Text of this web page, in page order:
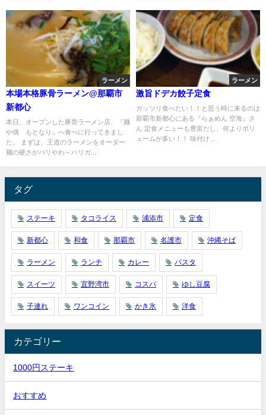
ラーメン
本場本格豚骨ラーメン@那覇市
新都心
本日、オープンした豚骨ラーメン店、『麺
や偶 もとなり』へ食べに行ってきまし
た。 まずは、王道のラーメンをオーダー
麺の硬さがバリやわ～ハリガ...
ラーメン
激旨ドデカ餃子定食
ガッツリ食べたい！！と思う時に来るのは
那覇市新都心にある『らぁめん 空海』さ
ん 定食メニューも豊富だし、何よりボリ
ュームが多い！！ 味付け...
タグ
ステーキ タコライス 浦添市 定食
新都心 和食 那覇市 名護市 沖縄そば
ラーメン ランチ カレー パスタ
スイーツ 宜野湾市 コスパ ゆし豆腐
子連れ ワンコイン かき氷 洋食
カテゴリー
1000円ステーキ
おすすめ